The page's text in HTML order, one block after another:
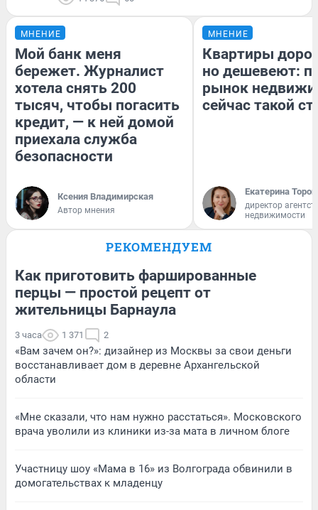
МНЕНИЕ
Мой банк меня
бережет. Журналист
хотела снять 200
тысяч, чтобы погасить
кредит, — к ней домой
приехала служба
безопасности
Ксения Владимирская
Автор мнения
МНЕНИЕ
Квартиры
но дешевеют:
рынок
сейчас такой
Екатерина
директор
недвижимости
РЕКОМЕНДУЕМ
Как приготовить фаршированные
перцы — простой рецепт от
жительницы Барнаула
3 часа 1 371 2
«Вам зачем он?»: дизайнер из Москвы за свои деньги
восстанавливает дом в деревне Архангельской
области
«Мне сказали, что нам нужно расстаться». Московского
врача уволили из клиники из-за мата в личном блоге
Участницу шоу «Мама в 16» из Волгограда обвинили в
домогательствах к младенцу